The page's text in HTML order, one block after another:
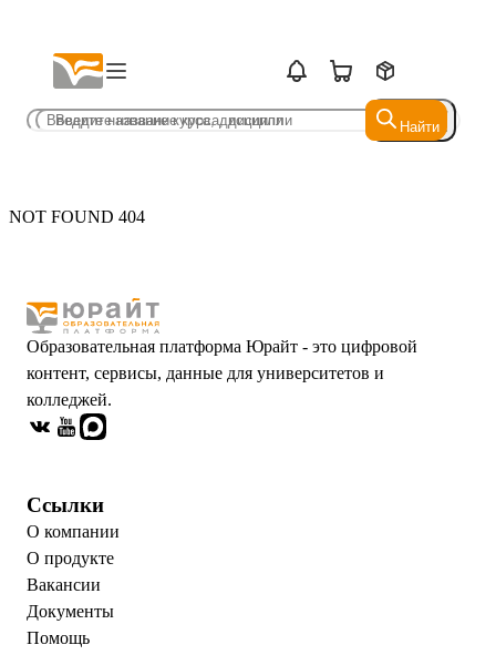
Найти
Найти
NOT FOUND 404
Образовательная платформа Юрайт - это цифровой
контент, сервисы, данные для университетов и
колледжей.
Ссылки
О компании
О продукте
Вакансии
Документы
Помощь